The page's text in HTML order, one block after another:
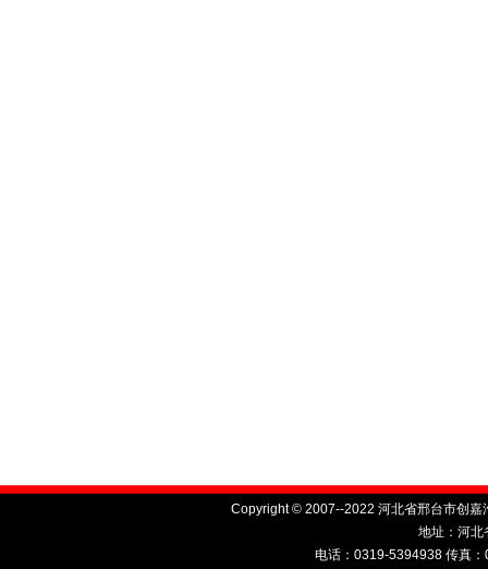
Copyright © 2007--2022 河北省邢台市创
地址：河北
电话：0319-5394938 传真